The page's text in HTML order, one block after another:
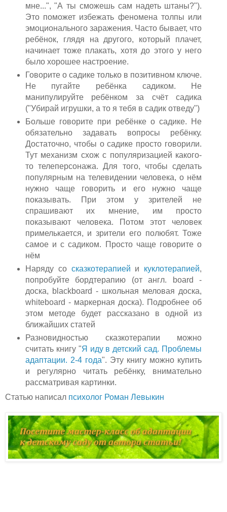
мне...", "А ты сможешь сам надеть штаны?").
Это поможет избежать феномена толпы или
эмоционального заражения. Часто бывает, что
ребёнок, глядя на другого, который плачет,
начинает тоже плакать, хотя до этого у него
было хорошее настроение.
Говорите о садике только в позитивном ключе.
Не пугайте ребёнка садиком. Не
манипулируйте ребёнком за счёт садика
("Убирай игрушки, а то я тебя в садик отведу")
Больше говорите при ребёнке о садике. Не
обязательно задавать вопросы ребёнку.
Достаточно, чтобы о садике просто говорили.
Тут механизм схож с популяризацией какого-
то телеперсонажа. Для того, чтобы сделать
популярным на телевидении человека, о нём
нужно чаще говорить и его нужно чаще
показывать. При этом у зрителей не
спрашивают их мнение, им просто
показывают человека. Потом этот человек
примелькается, и зрители его полюбят. Тоже
самое и с садиком. Просто чаще говорите о
нём
Наряду со сказкотерапией и куклотерапией,
попробуйте бордтерапию (от англ. board -
доска, blackboard - школьная меловая доска,
whiteboard - маркерная доска). Подробнее об
этом методе будет рассказано в одной из
ближайших статей
Разновидностью сказкотерапии можно
считать книгу "Я иду в детский сад. Проблемы
адаптации. 2-4 года". Эту книгу можно купить
и регулярно читать ребёнку, внимательно
рассматривая картинки.
Статью написал психолог Роман Левыкин